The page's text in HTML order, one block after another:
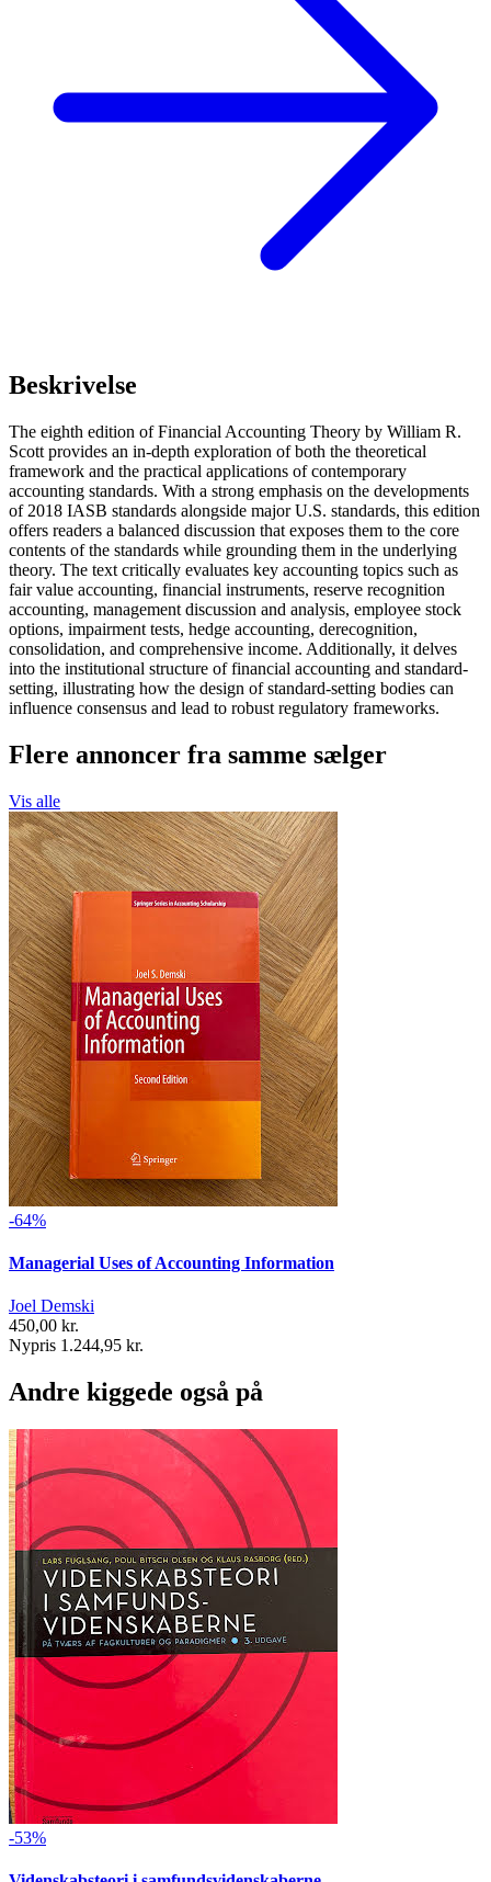
Beskrivelse
The eighth edition of Financial Accounting Theory by William R.
Scott provides an in‐depth exploration of both the theoretical
framework and the practical applications of contemporary
accounting standards. With a strong emphasis on the developments
of 2018 IASB standards alongside major U.S. standards, this edition
offers readers a balanced discussion that exposes them to the core
contents of the standards while grounding them in the underlying
theory. The text critically evaluates key accounting topics such as
fair value accounting, financial instruments, reserve recognition
accounting, management discussion and analysis, employee stock
options, impairment tests, hedge accounting, derecognition,
consolidation, and comprehensive income. Additionally, it delves
into the institutional structure of financial accounting and standard-
setting, illustrating how the design of standard-setting bodies can
influence consensus and lead to robust regulatory frameworks.
Flere annoncer fra samme sælger
Vis alle
-64%
Managerial Uses of Accounting Information
Joel Demski
450,00 kr.
Nypris 1.244,95 kr.
Andre kiggede også på
-53%